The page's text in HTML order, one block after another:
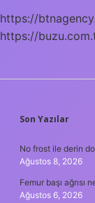
https://
https://
Son Yazılar
No frost ile derin
Ağustos 8, 2026
Femur başı ağrısı
Ağustos 6, 2026